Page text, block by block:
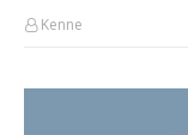
Kenne